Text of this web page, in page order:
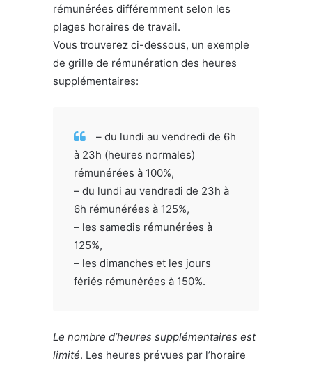
rémunérées différemment selon les
plages horaires de travail.
Vous trouverez ci-dessous, un exemple
de grille de rémunération des heures
supplémentaires:
– du lundi au vendredi de 6h
à 23h (heures normales)
rémunérées à 100%,
– du lundi au vendredi de 23h à
6h rémunérées à 125%,
– les samedis rémunérées à
125%,
– les dimanches et les jours
fériés rémunérées à 150%.
Le nombre d’heures supplémentaires est
limité. Les heures prévues par l’horaire